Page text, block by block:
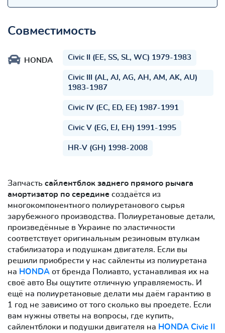
Совместимость
HONDA Civic II (EE, SS, SL, WC) 1979-1983
Civic III (AL, AJ, AG, AH, AM, AK, AU)
1983-1987
Civic IV (EC, ED, EE) 1987-1991
Civic V (EG, EJ, EH) 1991-1995
HR-V (GH) 1998-2008
Запчасть cайлентблок заднего прямого рычага
амортизатор по середине создаётся из
многокомпонентного полиуретанового сырья
зарубежного производства. Полиуретановые детали,
произведённые в Украине по эластичности
соответствует оригинальным резиновым втулкам
стабилизатора и подушкам двигателя. Если вы
решили приобрести у нас сайленты из полиуретана
на HONDA от бренда Полиавто, устанавливая их на
своё авто Вы ощутите отличную управляемость. И
ещё на полиуретановые делати мы даём гарантию в
1 год не зависимо от того сколько вы проедете. Если
вам нужны ответы на вопросы, где купить,
сайлентблоки и подушки двигателя на HONDA Civic II